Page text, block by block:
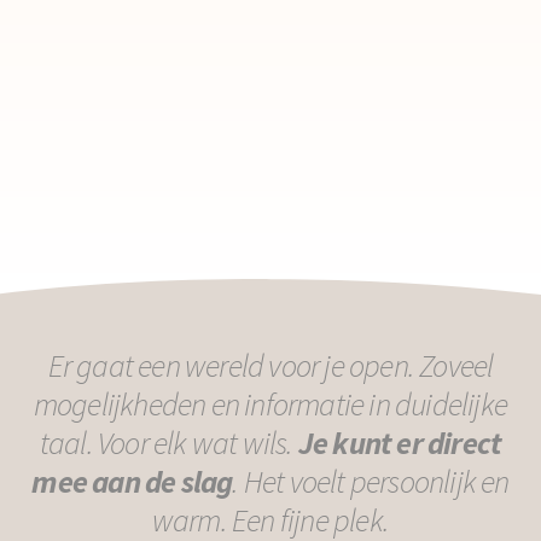
Er gaat een wereld voor je open. Zoveel
mogelijkheden en informatie in duidelijke
taal. Voor elk wat wils. Je kunt er direct
mee aan de slag. Het voelt persoonlijk en
warm. Een fijne plek.